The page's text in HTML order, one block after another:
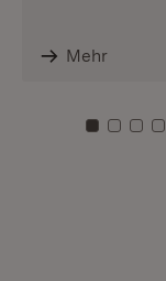
Mehr
ZuZuZu